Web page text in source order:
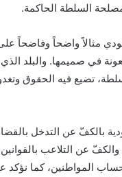
السلطة الحاكمة.
مثالاً واضحاً وفاضحاً
في صميمها. والبلد
تضيع فيه الحقوق
بالكفّ عن التدخل
عن التلاعب بالقوانين
المواطنين، كما نؤكد